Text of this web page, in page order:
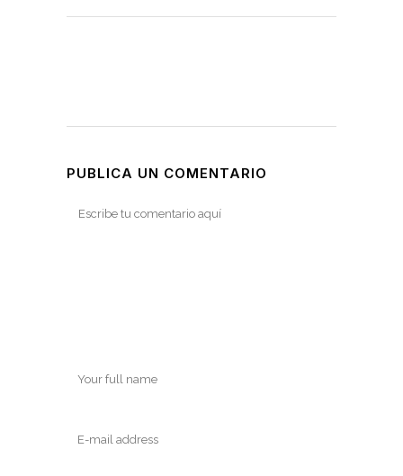
PUBLICA UN COMENTARIO